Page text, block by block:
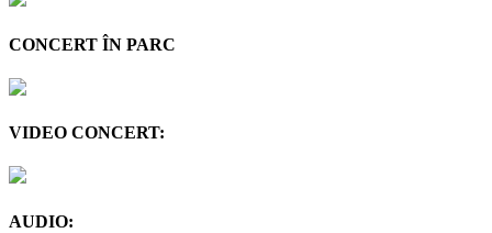
CONCERT ÎN PARC
VIDEO CONCERT:
AUDIO: